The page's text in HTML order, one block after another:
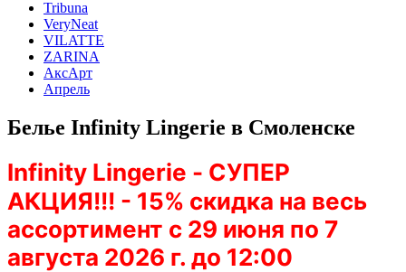
Tribuna
VeryNeat
VILATTE
ZARINA
АксАрт
Апрель
Белье Infinity Lingerie в Смоленске
Infinity Lingerie - СУПЕР
АКЦИЯ!!! - 15% скидка на весь
ассортимент с 29 июня по 7
августа 2026 г. до 12:00